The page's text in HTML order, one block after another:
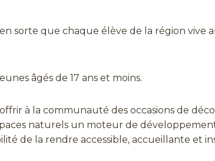
sorte que chaque élève de la région
âgés de 17 ans et moins.
à la communauté des occasions de
naturels un moteur de
de la rendre accessible, accueillante et